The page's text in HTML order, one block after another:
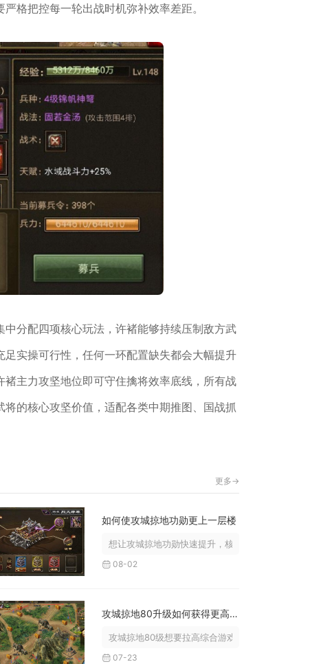
格把控每一轮出战时机弥补效率差距。
分配四项核心玩法，许褚能够持续压制敌方武
实操可行性，任何一环配置缺失都会大幅提升
主力攻坚地位即可守住擒将效率底线，所有战
的核心攻坚价值，适配各类中期推图、国战抓
更多->
开启复刻活动，找...
如何使攻城掠地功勋更上一层楼
想让攻城掠地功勋快速提升，核心是抓国战助攻、卡
08-02
沉浸奖励、遗器重...
攻城掠地80升级如何获得更高的游戏评分
攻城掠地80级想要拉高综合游戏评分，核心在于均衡
07-23